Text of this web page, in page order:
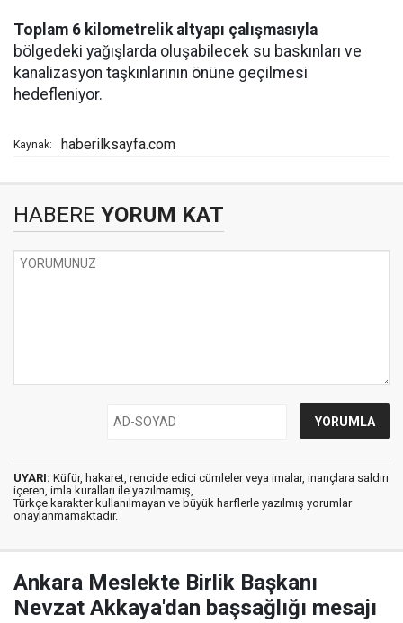
Toplam 6 kilometrelik altyapı çalışmasıyla
bölgedeki yağışlarda oluşabilecek su baskınları ve
kanalizasyon taşkınlarının önüne geçilmesi
hedefleniyor.
Kaynak: haberilksayfa.com
HABERE YORUM KAT
UYARI: Küfür, hakaret, rencide edici cümleler veya imalar, inançlara saldırı
içeren, imla kuralları ile yazılmamış,
Türkçe karakter kullanılmayan ve büyük harflerle yazılmış yorumlar
onaylanmamaktadır.
Ankara Meslekte Birlik Başkanı
Nevzat Akkaya'dan başsağlığı mesajı